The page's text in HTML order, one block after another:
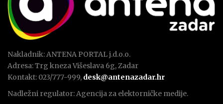
Nakladnik: ANTENA PORTAL j.d.o.o.
Adresa: Trg kneza Višeslava 6g, Zadar
Kontakt: 023/777-999, desk@antenazadar.hr
Nadležni regulator: Agencija za elektorničke medije.